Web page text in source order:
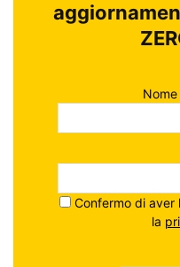
Confermo di aver
la